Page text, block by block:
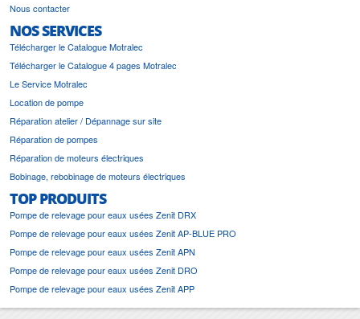
Nous contacter
NOS SERVICES
Télécharger le Catalogue Motralec
Télécharger le Catalogue 4 pages Motralec
Le Service Motralec
Location de pompe
Réparation atelier / Dépannage sur site
Réparation de pompes
Réparation de moteurs électriques
Bobinage, rebobinage de moteurs électriques
TOP PRODUITS
Pompe de relevage pour eaux usées Zenit DRX
Pompe de relevage pour eaux usées Zenit AP-BLUE PRO
Pompe de relevage pour eaux usées Zenit APN
Pompe de relevage pour eaux usées Zenit DRO
Pompe de relevage pour eaux usées Zenit APP